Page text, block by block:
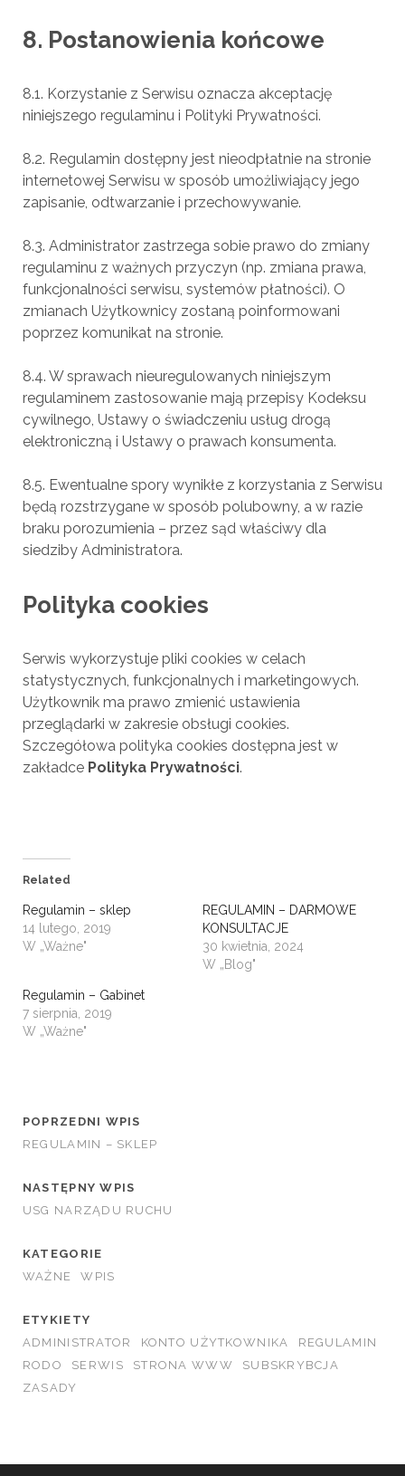
8. Postanowienia końcowe
8.1. Korzystanie z Serwisu oznacza akceptację
niniejszego regulaminu i Polityki Prywatności.
8.2. Regulamin dostępny jest nieodpłatnie na stronie
internetowej Serwisu w sposób umożliwiający jego
zapisanie, odtwarzanie i przechowywanie.
8.3. Administrator zastrzega sobie prawo do zmiany
regulaminu z ważnych przyczyn (np. zmiana prawa,
funkcjonalności serwisu, systemów płatności). O
zmianach Użytkownicy zostaną poinformowani
poprzez komunikat na stronie.
8.4. W sprawach nieuregulowanych niniejszym
regulaminem zastosowanie mają przepisy Kodeksu
cywilnego, Ustawy o świadczeniu usług drogą
elektroniczną i Ustawy o prawach konsumenta.
8.5. Ewentualne spory wynikłe z korzystania z Serwisu
będą rozstrzygane w sposób polubowny, a w razie
braku porozumienia – przez sąd właściwy dla
siedziby Administratora.
Polityka cookies
Serwis wykorzystuje pliki cookies w celach
statystycznych, funkcjonalnych i marketingowych.
Użytkownik ma prawo zmienić ustawienia
przeglądarki w zakresie obsługi cookies.
Szczegółowa polityka cookies dostępna jest w
zakładce Polityka Prywatności.
Related
Regulamin – sklep
14 lutego, 2019
W „Ważne"
REGULAMIN – DARMOWE
KONSULTACJE
30 kwietnia, 2024
W „Blog"
Regulamin – Gabinet
7 sierpnia, 2019
W „Ważne"
POPRZEDNI WPIS
REGULAMIN – SKLEP
NASTĘPNY WPIS
USG NARZĄDU RUCHU
KATEGORIE
WAŻNE
WPIS
ETYKIETY
ADMINISTRATOR
KONTO UŻYTKOWNIKA
REGULAMIN
RODO
SERWIS STRONA WWW
SUBSKRYBCJA
ZASADY